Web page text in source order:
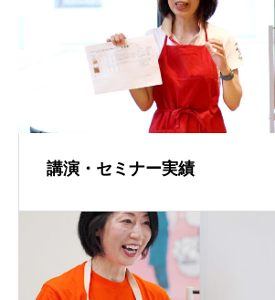
講演・セミナー実績